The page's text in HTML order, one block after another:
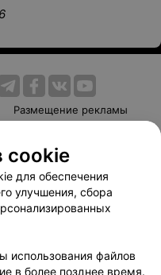
Размещение рекламы
Способы оплаты
103.by
данных
cookie
для обеспечения
улучшения, сбора
использования файлов
в более позднее время.